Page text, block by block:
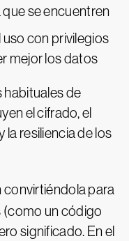
se encuentren
uso con privilegios
mejor los datos
habituales de
el cifrado, el
resiliencia de los
para
(como un código
significado. En el